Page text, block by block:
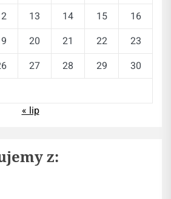
13 14 15
16
20 21 22
23
27 28 29
30
« lip
z: